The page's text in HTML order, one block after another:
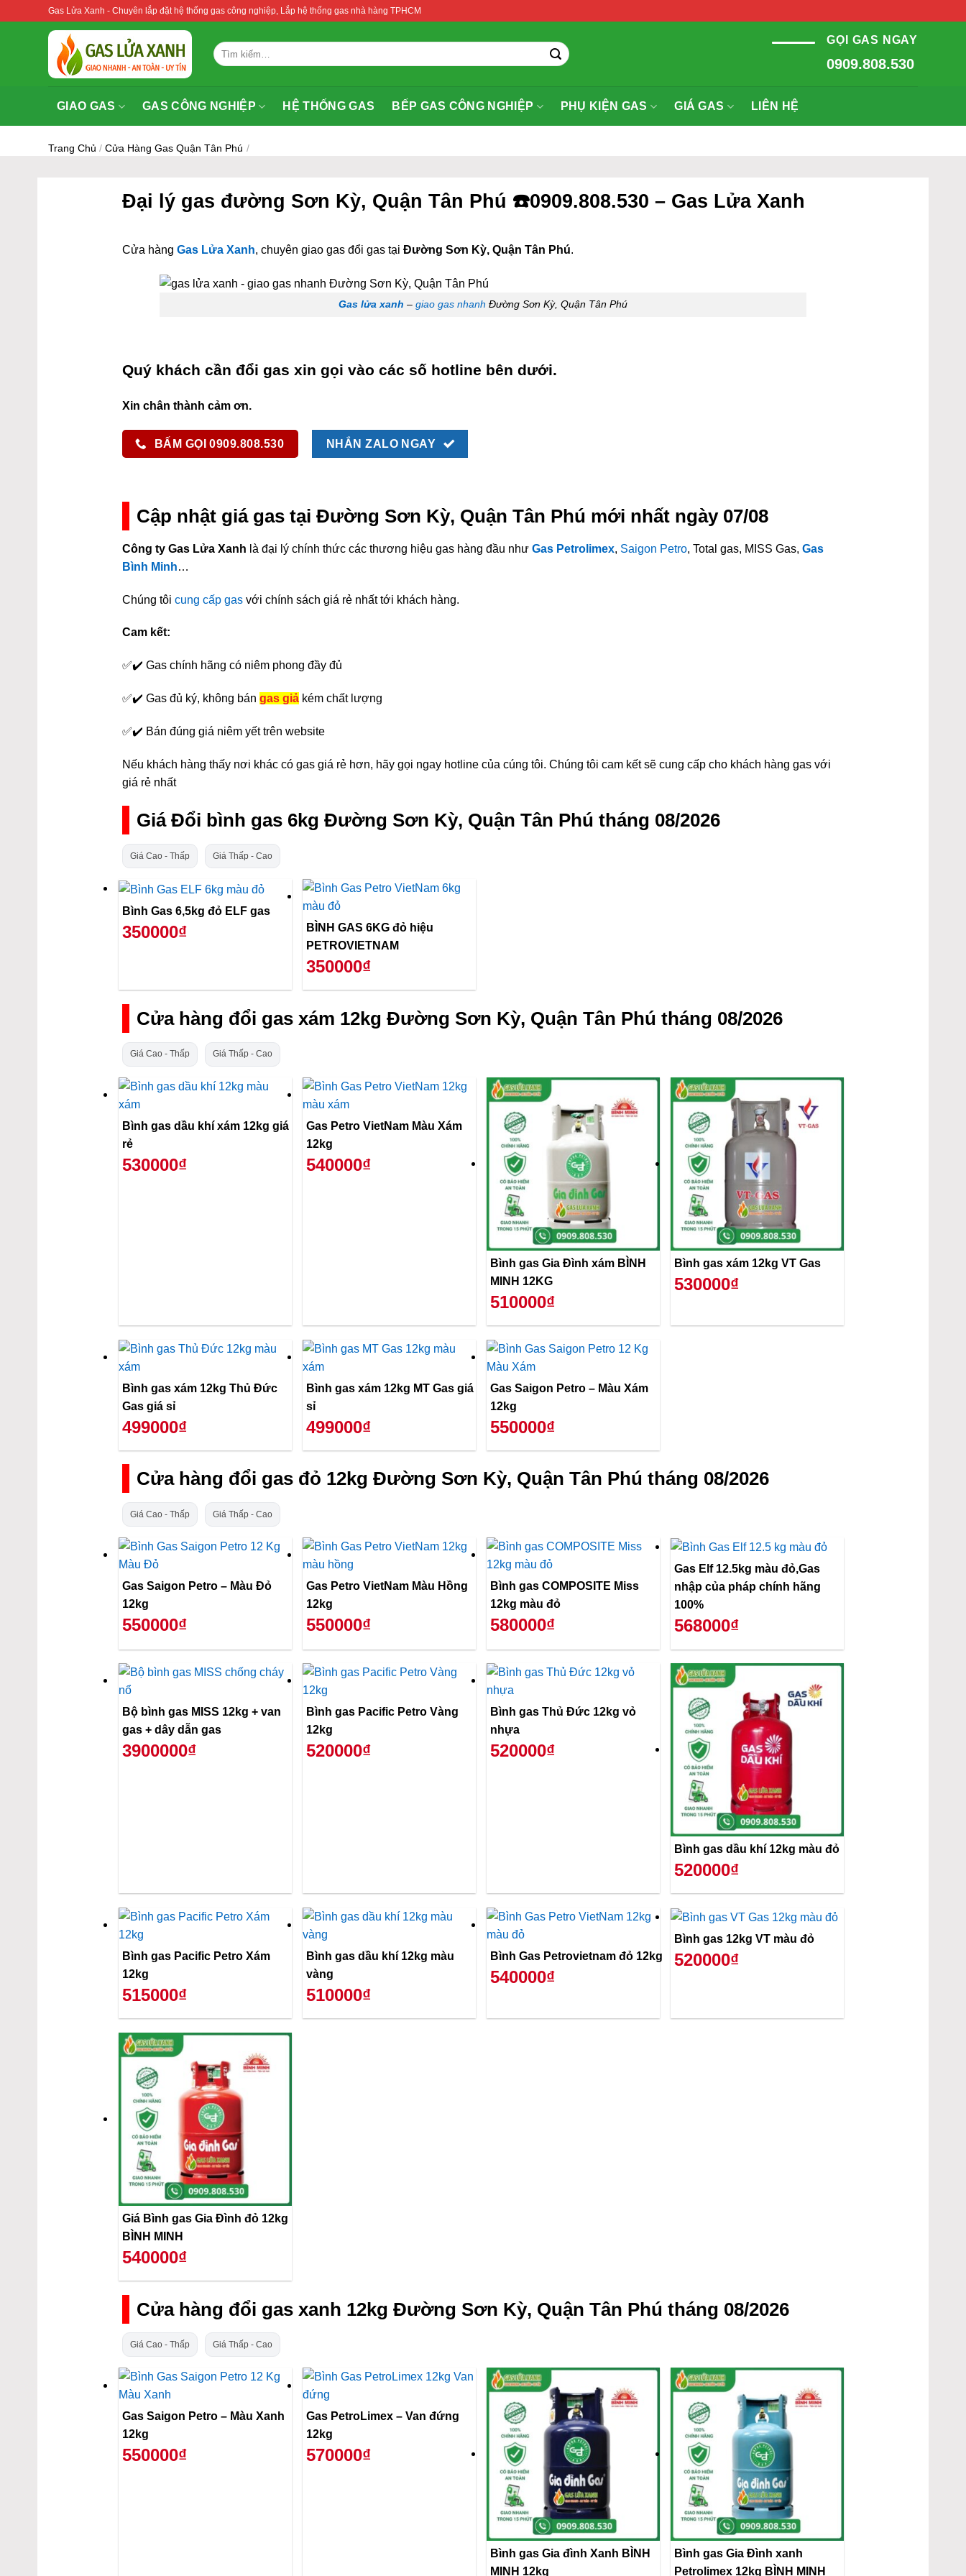
Gas Lửa Xanh - Chuyên lắp đặt hệ thống gas công nghiệp, Lắp hệ thống gas nhà hàng TPHCM
Tìm
kiếm:
GỌI GAS NGAY
0909.808.530
GIAO GAS GAS CÔNG NGHIỆP HỆ THỐNG GAS BẾP GAS CÔNG NGHIỆP PHỤ KIỆN GAS GIÁ GAS LIÊN HỆ
Trang Chủ / Cửa Hàng Gas Quận Tân Phú /
Đại lý gas đường Sơn Kỳ, Quận Tân Phú ☎️0909.808.530 – Gas Lửa Xanh
Cửa hàngGas Lửa Xanh, chuyên giao gas đổi gas tạiĐường Sơn Kỳ, Quận Tân Phú.
Gas lửa xanh – giao gas nhanh Đường Sơn Kỳ, Quận Tân Phú
Quý khách cần đổi gas xin gọi vào các số hotline bên dưới.
Xin chân thành cảm ơn.
BẤM GỌI 0909.808.530 NHẮN ZALO NGAY
Cập nhật giá gas tại Đường Sơn Kỳ, Quận Tân Phú mới nhất ngày 07/08
Công ty Gas Lửa Xanh là đại lý chính thức các thương hiệu gas hàng đầu nhưGas Petrolimex, Saigon Petro, Total gas, MISS Gas,Gas
Bình Minh…
Chúng tôicung cấp gas với chính sách giá rẻ nhất tới khách hàng.
Cam kết:
✅✔️ Gas chính hãng có niêm phong đầy đủ
✅✔️ Gas đủ ký, không bángas giả kém chất lượng
✅✔️ Bán đúng giá niêm yết trên website
Nếu khách hàng thấy nơi khác có gas giá rẻ hơn, hãy gọi ngay hotline của cúng tôi. Chúng tôi cam kết sẽ cung cấp cho khách hàng gas với
giá rẻ nhất
Giá Đổi bình gas 6kg Đường Sơn Kỳ, Quận Tân Phú tháng 08/2026
Giá Cao - Thấp Giá Thấp - Cao
Bình Gas 6,5kg đỏ ELF gas
350000₫
BÌNH GAS 6KG đỏ hiệu
PETROVIETNAM
350000₫
Cửa hàng đổi gas xám 12kg Đường Sơn Kỳ, Quận Tân Phú tháng 08/2026
Giá Cao - Thấp Giá Thấp - Cao
Bình gas dầu khí xám 12kg giá
rẻ
530000₫
Gas Petro VietNam Màu Xám
12kg
540000₫
Bình gas Gia Đình xám BÌNH
MINH 12KG
510000₫
Bình gas xám 12kg VT Gas
530000₫
Bình gas xám 12kg Thủ Đức
Gas giá sỉ
499000₫
Bình gas xám 12kg MT Gas giá
sỉ
499000₫
Gas Saigon Petro – Màu Xám
12kg
550000₫
Cửa hàng đổi gas đỏ 12kg Đường Sơn Kỳ, Quận Tân Phú tháng 08/2026
Giá Cao - Thấp Giá Thấp - Cao
Gas Saigon Petro – Màu Đỏ
12kg
550000₫
Gas Petro VietNam Màu Hồng
12kg
550000₫
Bình gas COMPOSITE Miss
12kg màu đỏ
580000₫
Gas Elf 12.5kg màu đỏ,Gas
nhập của pháp chính hãng
100%
568000₫
Bộ bình gas MISS 12kg + van
gas + dây dẫn gas
3900000₫
Bình gas Pacific Petro Vàng
12kg
520000₫
Bình gas Thủ Đức 12kg vỏ
nhựa
520000₫
Bình gas dầu khí 12kg màu đỏ
520000₫
Bình gas Pacific Petro Xám
12kg
515000₫
Bình gas dầu khí 12kg màu
vàng
510000₫
Bình Gas Petrovietnam đỏ 12kg
540000₫
Bình gas 12kg VT màu đỏ
520000₫
Giá Bình gas Gia Đình đỏ 12kg
BÌNH MINH
540000₫
Cửa hàng đổi gas xanh 12kg Đường Sơn Kỳ, Quận Tân Phú tháng 08/2026
Giá Cao - Thấp Giá Thấp - Cao
Gas Saigon Petro – Màu Xanh
12kg
550000₫
Gas PetroLimex – Van đứng
12kg
570000₫
Bình gas Gia đình Xanh BÌNH
MINH 12kg
Bình gas Gia Đình xanh
Petrolimex 12kg BÌNH MINH